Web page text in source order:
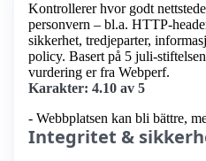
Kontrollerer hvor godt
personvern – bl.a. HTTP-
sikkerhet, tredjeparter,
policy. Basert på 5 juli-
vurdering er fra Webperf.
Karakter: 4.10 av 5
- Webbplatsen kan bli bättre,
Integritet &